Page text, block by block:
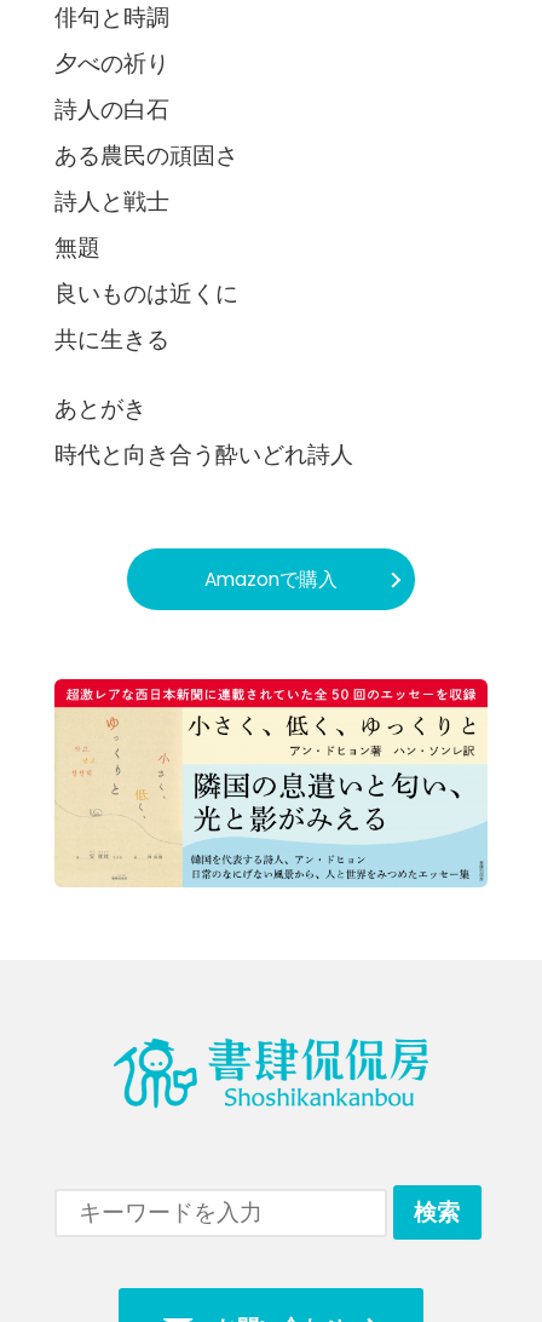
俳句と時調
夕べの祈り
詩人の白石
ある農民の頑固さ
詩人と戦士
無題
良いものは近くに
共に生きる
あとがき
時代と向き合う酔いどれ詩人
Amazonで購入